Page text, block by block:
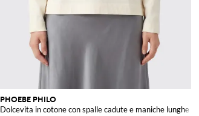
PHOEBE PHILO
Dolcevita in cotone con spalle cadute e maniche lunghe